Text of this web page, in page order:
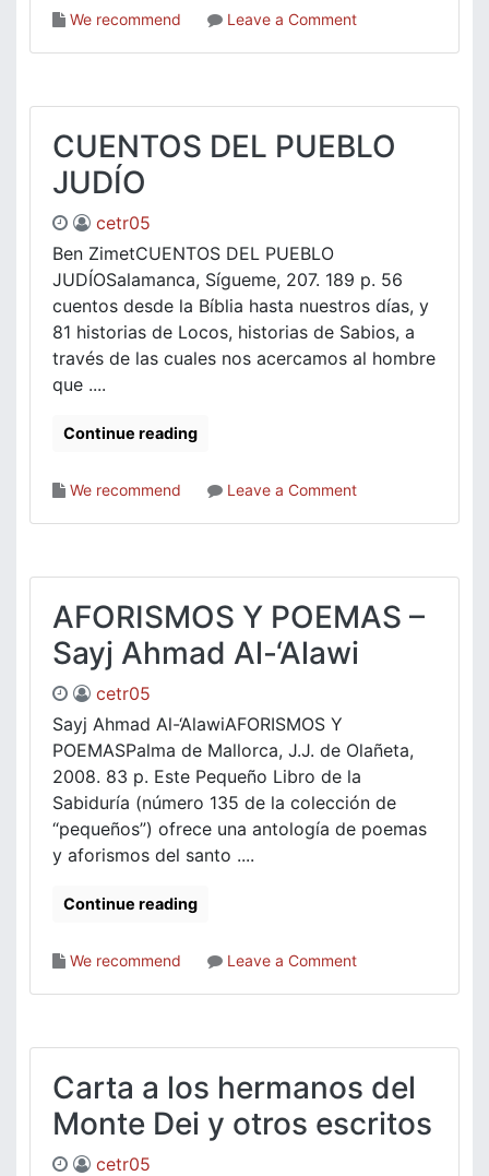
We recommend Leave a Commenton
la
fe
CUENTOS DEL PUEBLO
JUDÍO
cetr05
Ben ZimetCUENTOS DEL PUEBLO
JUDÍOSalamanca, Sígueme, 207. 189 p. 56
cuentos desde la Bíblia hasta nuestros días, y
81 historias de Locos, historias de Sabios, a
través de las cuales nos acercamos al hombre
que ....
Continue reading
We recommend Leave a Commenton
JUDÍO
AFORISMOS Y POEMAS –
Sayj Ahmad Al-‘Alawi
cetr05
Sayj Ahmad Al-‘AlawiAFORISMOS Y
POEMASPalma de Mallorca, J.J. de Olañeta,
2008. 83 p. Este Pequeño Libro de la
Sabiduría (número 135 de la colección de
“pequeños”) ofrece una antología de poemas
y aforismos del santo ....
Continue reading
We recommend Leave a Commenton
–
Sayj
Ahmad
Al-‘Alawi
Carta a los hermanos del
Monte Dei y otros escritos
cetr05